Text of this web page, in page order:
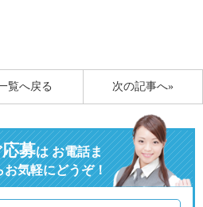
次の記事へ»
覧へ戻る
募はお電話ま
お気軽にどうぞ！